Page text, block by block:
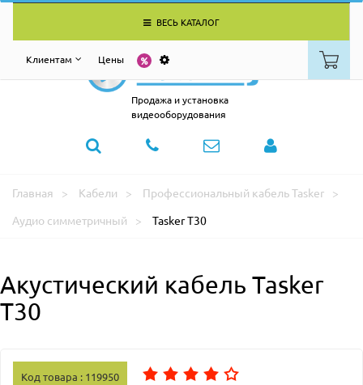
ВЕСЬ КАТАЛОГ
Клиентам Цены
Продажа и установка
видеооборудования
Главная Кабели
Профессиональный кабель Tasker
Аудио симметричный
Tasker T30
Акустический кабель Tasker
T30
Код товара : 119950